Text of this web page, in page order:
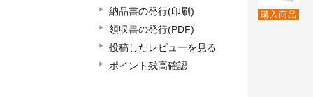
納品書の発行(印刷)
領収書の発行(PDF)
投稿したレビューを見る
ポイント残高確認
購入商品